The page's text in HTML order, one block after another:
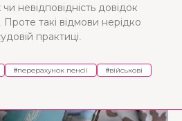
невідповідність довідок
такі відмови нерідко
практиці.
#перерахунок пенсії #військові